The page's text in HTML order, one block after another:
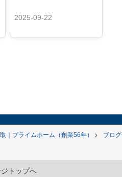
2025-09-22
｜プライムホーム（創業56年） ブロ
トップへ